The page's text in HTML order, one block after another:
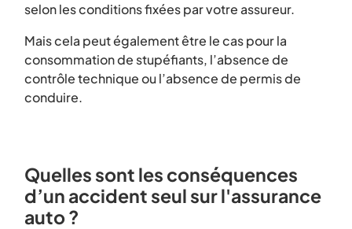
selon les conditions fixées par votre assureur.
Mais cela peut également être le cas pour la
consommation de stupéfiants, l’absence de
contrôle technique ou l’absence de permis de
conduire.
Quelles sont les conséquences
d’un accident seul sur l'assurance
auto ?